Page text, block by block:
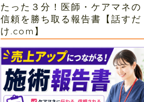
たった３分！医師・ケアマネの
信頼を勝ち取る報告書【話すだ
け.com】